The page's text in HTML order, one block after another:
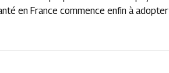
en France commence enfin à adopter